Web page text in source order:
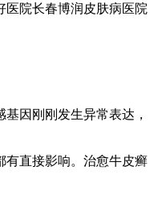
院长春博润皮肤病医院
因刚刚发生异常表达，
直接影响。治愈牛皮癣